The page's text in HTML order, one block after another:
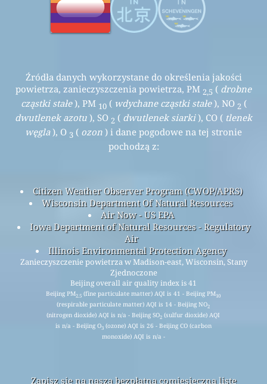
Źródła danych wykorzystane do określenia jakości
powietrza, zanieczyszczenia powietrza, PM 2,5 ( drobne
cząstki stałe), PM 10( wdychane cząstki stałe), NO 2 (
dwutlenek azotu ), SO 2 ( dwutlenek siarki), CO ( tlenek
węgla), O 3 ( ozon ) i dane pogodowe na tej stronie
pochodzą z:
Citizen Weather Observer Program (CWOP/APRS)
Wisconsin Department Of Natural Resources
Air Now - US EPA
Iowa Department of Natural Resources - Regulatory
Air
Illinois Environmental Protection Agency
Zanieczyszczenie powietrza w Madison-east, Wisconsin, Stany
Zjednoczone
Beijing overall air quality index is 41
Beijing PM2.5 (fine particulate matter) AQI is 41 - Beijing PM10
(respirable particulate matter) AQI is 14 - Beijing NO2
(nitrogen dioxide) AQI is n/a - Beijing SO2 (sulfur dioxide) AQI
is n/a - Beijing O3(ozone) AQI is 26 - Beijing CO (carbon
monoxide) AQI is n/a -
Zapisz się na naszą bezpłatną comiesięczną listę